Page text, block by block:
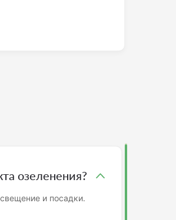
озеленения?
и посадки.